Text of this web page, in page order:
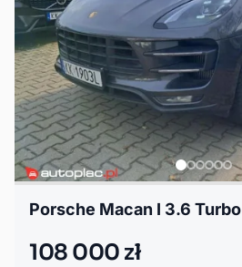
Porsche Macan I 3.6 Turbo
108 000 zł